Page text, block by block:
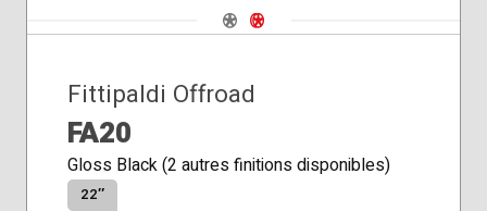
Navigate 1
Navigate 2
Fittipaldi Offroad
FA20
Gloss Black (2 autres finitions disponibles)
22″